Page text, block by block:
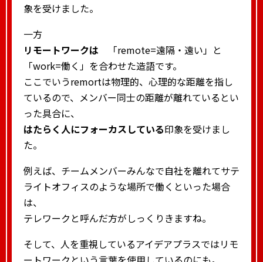
象を受けました。
一方
リモートワークは
「remote=遠隔・遠い」と
「work=働く」を合わせた造語です。
ここでいうremortは物理的、心理的な距離を指し
ているので、メンバー同士の距離が離れているとい
った具合に、
はたらく人にフォーカスしている印象を受けまし
た。
例えば、チームメンバーみんなで自社を離れてサテ
ライトオフィスのような場所で働くといった場合
は、
テレワークと呼んだ方がしっくりきますね。
そして、人を重視しているアイデアプラスではリモ